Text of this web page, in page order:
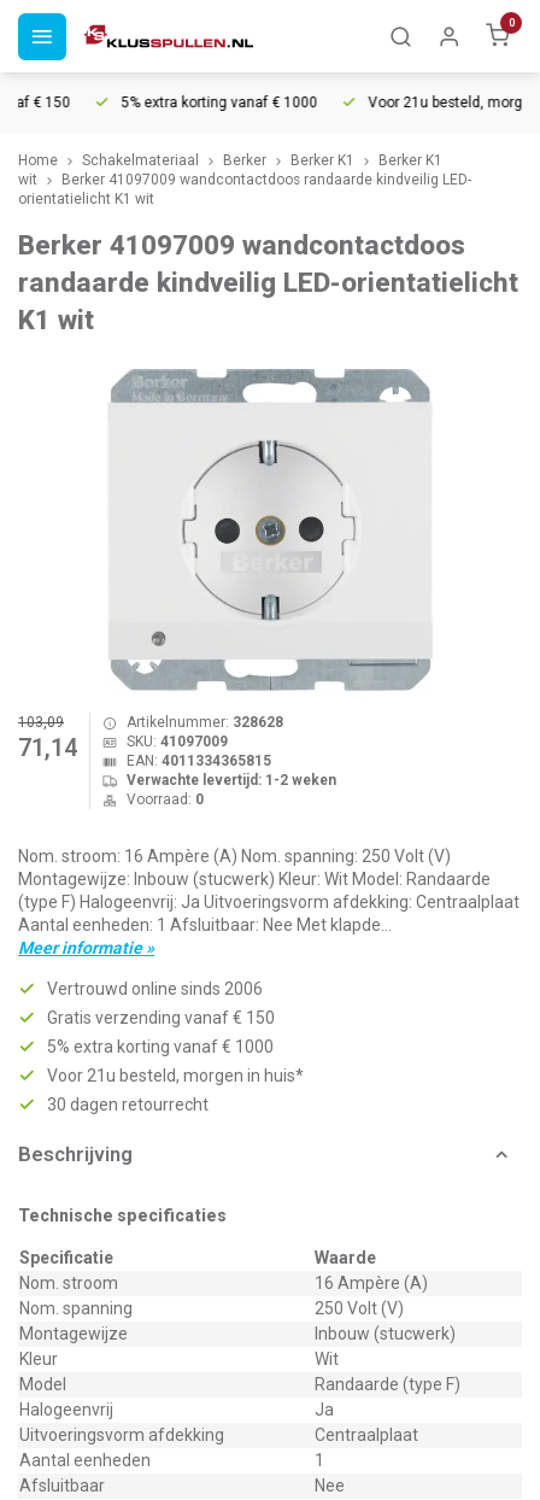
0
€ 150 5% extra korting vanaf € 1000 Voor 21u besteld, morgen in
Home Schakelmateriaal Berker Berker K1
Berker K1
wit
Berker 41097009 wandcontactdoos randaarde kindveilig LED-
orientatielicht K1 wit
Berker 41097009 wandcontactdoos
randaarde kindveilig LED-orientatielicht
K1 wit
103,09
71,14
Artikelnummer: 328628
SKU: 41097009
EAN: 4011334365815
Verwachte levertijd: 1-2 weken
Voorraad: 0
Nom. stroom: 16 Ampère (A) Nom. spanning: 250 Volt (V)
Montagewijze: Inbouw (stucwerk) Kleur: Wit Model: Randaarde
(type F) Halogeenvrij: Ja Uitvoeringsvorm afdekking: Centraalplaat
Aantal eenheden: 1 Afsluitbaar: Nee Met klapde...
Meer informatie »
Vertrouwd online sinds 2006
Gratis verzending vanaf € 150
5% extra korting vanaf € 1000
Voor 21u besteld, morgen in huis*
30 dagen retourrecht
Beschrijving
Technische specificaties
Specificatie
Waarde
Nom. stroom
16 Ampère (A)
Nom. spanning
250 Volt (V)
Montagewijze
Inbouw (stucwerk)
Kleur
Wit
Model
Randaarde (type F)
Halogeenvrij
Ja
Uitvoeringsvorm afdekking
Centraalplaat
Aantal eenheden
1
Afsluitbaar
Nee